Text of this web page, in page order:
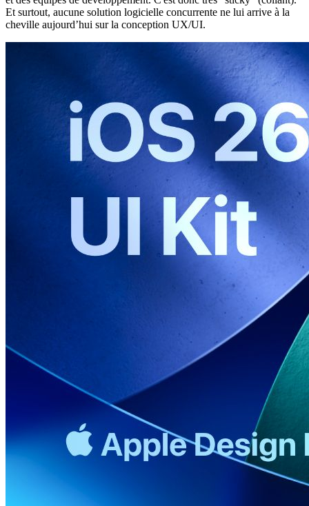
Et surtout, aucune solution logicielle concurrente ne lui arrive à la
cheville aujourd’hui sur la conception UX/UI.